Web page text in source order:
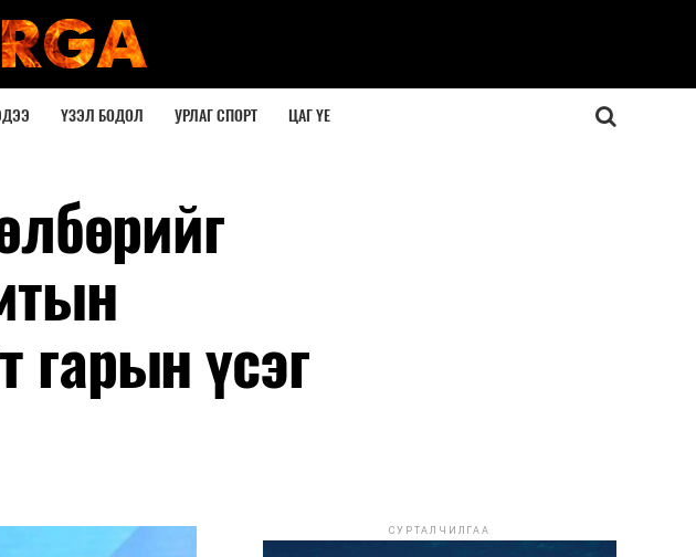
ҮЗЭЛ БОДОЛ УРЛАГ СПОРТ ЦАГ ҮЕ
гарын үсэг
СУРТАЛЧИЛГАА